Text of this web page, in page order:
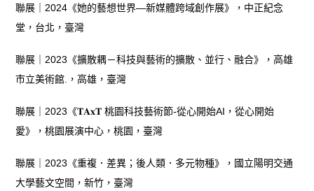
聯展｜2024《她的藝想世界—新媒體跨域創作展》，中正紀念
堂，台北，臺灣
聯展｜2023《擴散耦－科技與藝術的擴散、並行、融合》，高雄
市立美術館.，高雄，臺灣
聯展｜2023《𝐓𝐀𝐱𝐓 桃園科技藝術節-從心開始AI，從心開始
愛》，桃園展演中心，桃園，臺灣
聯展｜2023《重複．差異；後人類．多元物種》，國立陽明交通
大學藝文空間，新竹，臺灣